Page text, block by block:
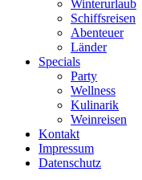
Winterurlaub
Schiffsreisen
Abenteuer
Länder
Specials
Party
Wellness
Kulinarik
Weinreisen
Kontakt
Impressum
Datenschutz